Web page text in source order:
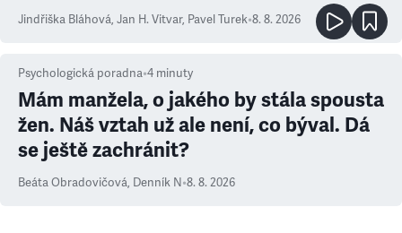
Jindřiška Bláhová, Jan H. Vitvar, Pavel Turek•8. 8. 2026
Psychologická poradna•4 minuty
Mám manžela, o jakého by stála spousta
žen. Náš vztah už ale není, co býval. Dá
se ještě zachránit?
Beáta Obradovičová, Denník N•8. 8. 2026